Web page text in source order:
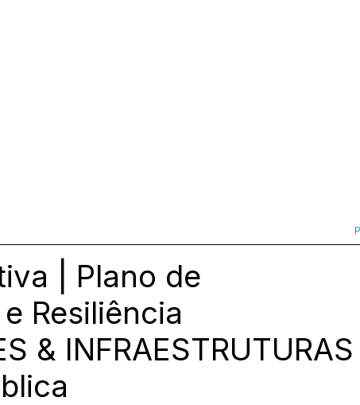
| Plano de
Resiliência
& INFRAESTRUTURAS |